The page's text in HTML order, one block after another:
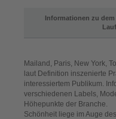
Informationen zu
Mailand, Paris, New York,
laut Definition inszenierte
interessiertem Publikum.
verschiedenen Labels,
Höhepunkte der Branche.
Schönheit liege im Auge